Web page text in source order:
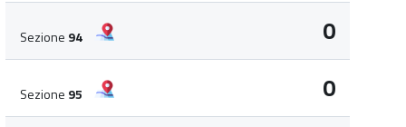
Sezione 94 0
Sezione 95 0